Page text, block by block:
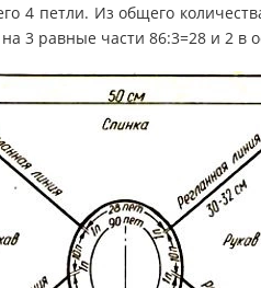
4 петли. Из общего
3 равные части 86:3=28 и 2 в